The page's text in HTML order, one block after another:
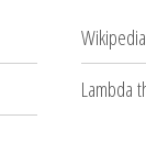
Lambda